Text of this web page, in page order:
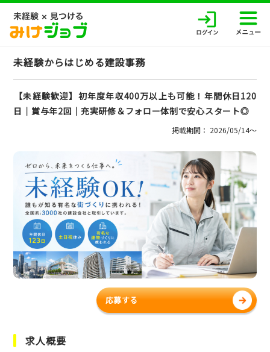
未経験からはじめる建設事務
【未経験歓迎】初年度年収400万以上も可能！年間休日120
日│賞与年2回│充実研修＆フォロー体制で安心スタート◎
掲載期間： 2026/05/14〜
応募する
求人概要